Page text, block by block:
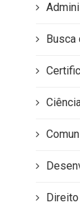
Busca
Direito